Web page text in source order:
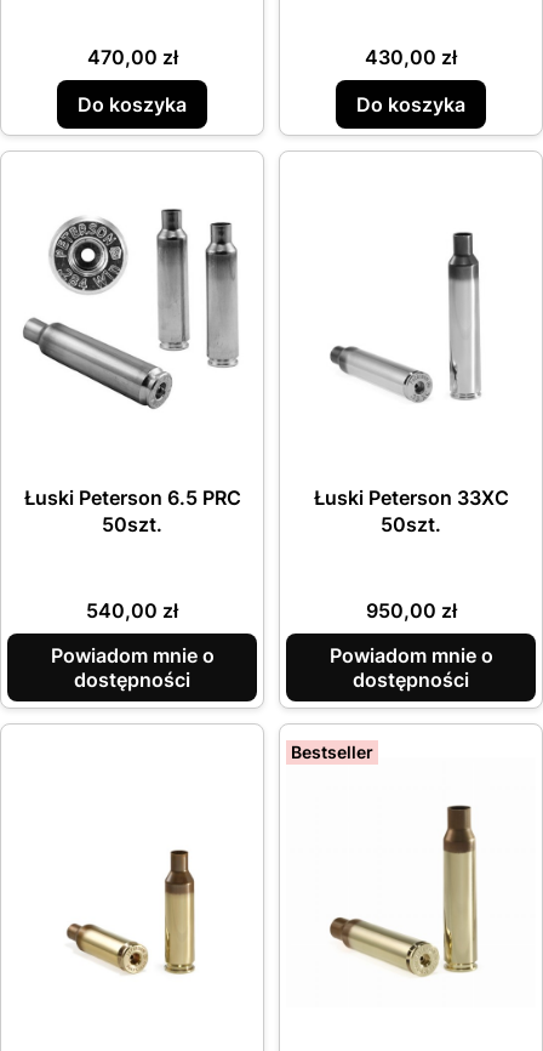
Cena
470,00 zł
Do koszyka
Cena
430,00 zł
Do koszyka
Łuski Peterson 6.5 PRC
50szt.
Cena
540,00 zł
Powiadom mnie o
dostępności
Łuski Peterson 33XC
50szt.
Cena
950,00 zł
Powiadom mnie o
dostępności
Bestseller